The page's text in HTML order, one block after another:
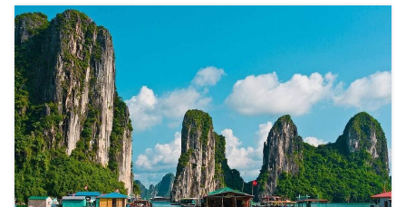
quan thiên nhiên thế giới.